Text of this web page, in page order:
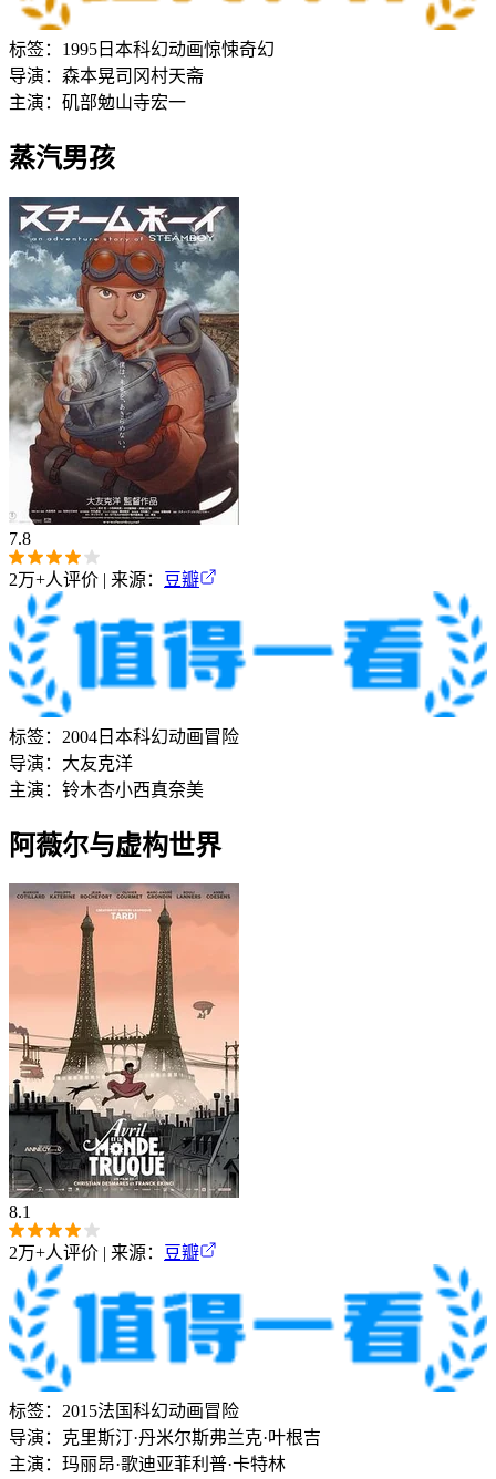
标签： 1995 日本科幻动画惊悚奇幻
导演： 森本晃司 冈村天斋
主演： 矶部勉山寺宏一
蒸汽男孩
7.8
2万+人评价 | 来源： 豆瓣
标签： 2004 日本科幻动画冒险
导演： 大友克洋
主演： 铃木杏小西真奈美
阿薇尔与虚构世界
8.1
2万+人评价 | 来源： 豆瓣
标签： 2015法国科幻动画冒险
导演： 克里斯汀·丹米尔斯弗兰克·叶根吉
主演： 玛丽昂·歌迪亚菲利普·卡特林